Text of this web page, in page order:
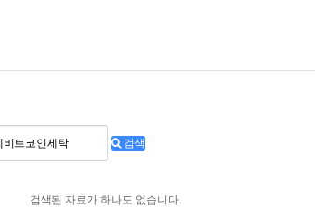
검색
검색된 자료가 하나도 없습니다.